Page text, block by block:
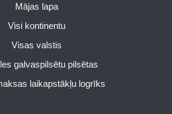
Mājas lapa
Visi kontinentu
Visas valstis
galvaspilsētu pilsētas
laikapstākļu logrīks